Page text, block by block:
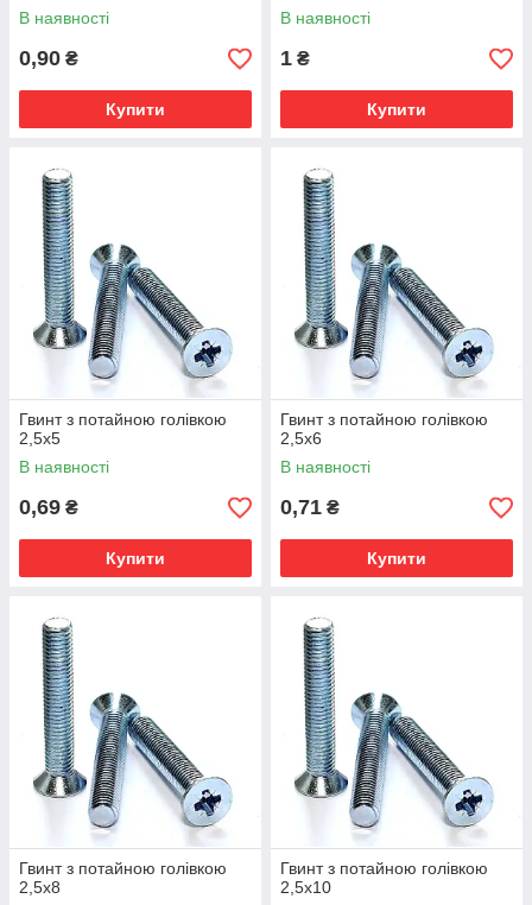
В наявності
0,90 ₴
Купити
В наявності
1 ₴
Купити
Гвинт з потайною голівкою
2,5х5
В наявності
0,69 ₴
Купити
Гвинт з потайною голівкою
2,5х6
В наявності
0,71 ₴
Купити
Гвинт з потайною голівкою
2,5х8
Гвинт з потайною голівкою
2,5х10